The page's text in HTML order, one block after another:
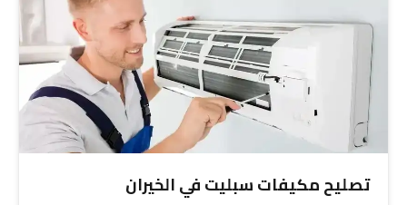
تصليح مكيفات سبليت في الخيران